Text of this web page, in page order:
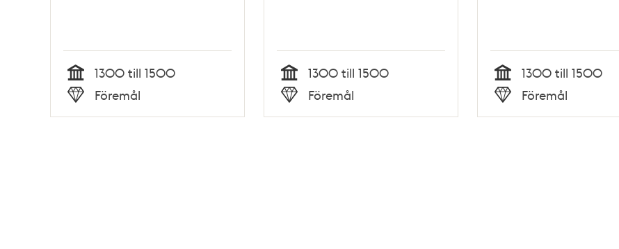
Tid
1300 till 1500
Typ
Föremål Tid
1300 till 1500
Typ
Föremål Tid
1300 till 1500
Typ
Föremål